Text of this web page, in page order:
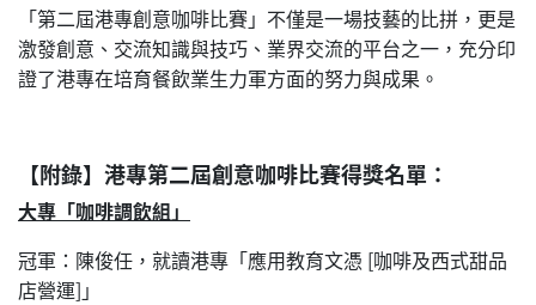
「第二屆港專創意咖啡比賽」不僅是一場技藝的比拼，更是
激發創意、交流知識與技巧、業界交流的平台之一，充分印
證了港專在培育餐飲業生力軍方面的努力與成果。
【附錄】港專第二屆創意咖啡比賽得獎名單：
大專「咖啡調飲組」
冠軍：陳俊任，就讀港專「應用教育文憑 [咖啡及西式甜品
店營運]」